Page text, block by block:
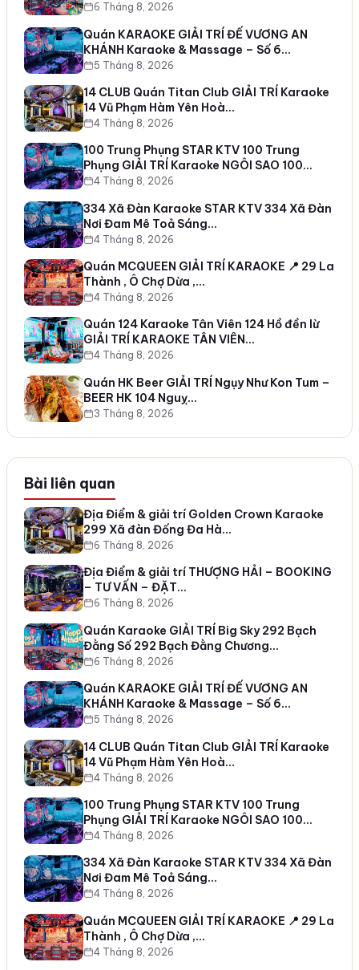
6 Tháng 8, 2026
Quán KARAOKE GIẢI TRÍ ĐẾ VƯƠNG AN
KHÁNH Karaoke & Massage – Số 6…
5 Tháng 8, 2026
14 CLUB Quán Titan Club GIẢI TRÍ Karaoke
14 Vũ Phạm Hàm Yên Hoà…
4 Tháng 8, 2026
100 Trung Phụng STAR KTV 100 Trung
Phụng GIẢI TRÍ Karaoke NGÔI SAO 100…
4 Tháng 8, 2026
334 Xã Đàn Karaoke STAR KTV 334 Xã Đàn
Nơi Đam Mê Toả Sáng…
4 Tháng 8, 2026
Quán MCQUEEN GIẢI TRÍ KARAOKE 📍 29 La
Thành , Ô Chợ Dừa ,…
4 Tháng 8, 2026
Quán 124 Karaoke Tân Viên 124 Hồ đền lừ
GIẢI TRÍ KARAOKE TÂN VIÊN…
4 Tháng 8, 2026
Quán HK Beer GIẢI TRÍ Ngụy Như Kon Tum –
BEER HK 104 Nguỵ…
3 Tháng 8, 2026
Bài liên quan
Địa Điểm & giải trí Golden Crown Karaoke
299 Xã đàn Đống Đa Hà…
6 Tháng 8, 2026
Địa Điểm & giải trí THƯỢNG HẢI – BOOKING
– TƯ VẤN – ĐẶT…
6 Tháng 8, 2026
Quán Karaoke GIẢI TRÍ Big Sky 292 Bạch
Đằng Số 292 Bạch Đằng Chương…
6 Tháng 8, 2026
Quán KARAOKE GIẢI TRÍ ĐẾ VƯƠNG AN
KHÁNH Karaoke & Massage – Số 6…
5 Tháng 8, 2026
14 CLUB Quán Titan Club GIẢI TRÍ Karaoke
14 Vũ Phạm Hàm Yên Hoà…
4 Tháng 8, 2026
100 Trung Phụng STAR KTV 100 Trung
Phụng GIẢI TRÍ Karaoke NGÔI SAO 100…
4 Tháng 8, 2026
334 Xã Đàn Karaoke STAR KTV 334 Xã Đàn
Nơi Đam Mê Toả Sáng…
4 Tháng 8, 2026
Quán MCQUEEN GIẢI TRÍ KARAOKE 📍 29 La
Thành , Ô Chợ Dừa ,…
4 Tháng 8, 2026